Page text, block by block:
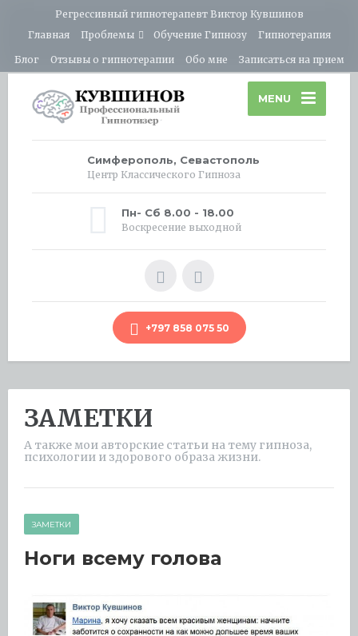
Регрессивный гипнотерапевт Виктор Кувшинов
Главная
Проблемы Обучение Гипнозу Гипнотерапия
Блог Отзывы о гипнотерапии Обо мне Записаться на прием
MENU
Симферополь, Севастополь
Центр Классического Гипноза
Пн- Сб 8.00 - 18.00
Воскресение выходной
+797 858 075 50
ЗАМЕТКИ
А также мои авторские статьи на тему гипноза,
психологии и здорового образа жизни.
ЗАМЕТКИ
Ноги всему голова